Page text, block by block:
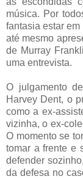
música. Por
fantasia estar
até mesmo
de Murray
uma entrevista.
O julgamento
Harvey Dent, o
como a ex-
vizinha, o ex-
O momento se
tomar a frente e
defender
da defesa no